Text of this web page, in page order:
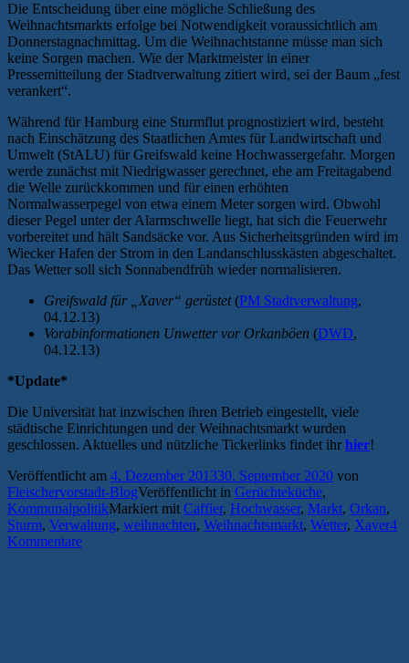
Die Entscheidung über eine mögliche Schließung des
Weihnachtsmarkts erfolge bei Notwendigkeit voraussichtlich am
Donnerstagnachmittag. Um die Weihnachtstanne müsse man sich
keine Sorgen machen. Wie der Marktmeister in einer
Pressemitteilung der Stadtverwaltung zitiert wird, sei der Baum „fest
verankert“.
Während für Hamburg eine Sturmflut prognostiziert wird, besteht
nach Einschätzung des Staatlichen Amtes für Landwirtschaft und
Umwelt (StALU) für Greifswald keine Hochwassergefahr. Morgen
werde zunächst mit Niedrigwasser gerechnet, ehe am Freitagabend
die Welle zurückkommen und für einen erhöhten
Normalwasserpegel von etwa einem Meter sorgen wird. Obwohl
dieser Pegel unter der Alarmschwelle liegt, hat sich die Feuerwehr
vorbereitet und hält Sandsäcke vor. Aus Sicherheitsgründen wird im
Wiecker Hafen der Strom in den Landanschlusskästen abgeschaltet.
Das Wetter soll sich Sonnabendfrüh wieder normalisieren.
Greifswald für „Xaver“ gerüstet(PM Stadtverwaltung,
04.12.13)
Vorabinformationen Unwetter vor Orkanböen (DWD,
04.12.13)
*Update*
Die Universität hat inzwischen ihren Betrieb eingestellt, viele
städtische Einrichtungen und der Weihnachtsmarkt wurden
geschlossen. Aktuelles und nützliche Tickerlinks findet ihr hier!
Veröffentlicht am 4. Dezember 201330. September 2020 von
Fleischervorstadt-BlogVeröffentlicht in Gerüchteküche,
KommunalpolitikMarkiert mit Caffier, Hochwasser, Markt, Orkan,
Sturm, Verwaltung, weihnachten, Weihnachtsmarkt, Wetter, Xaver4
Kommentare